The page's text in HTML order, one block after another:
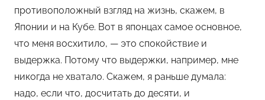
противоположный взгляд на жизнь, скажем, в
Японии и на Кубе. Вот в японцах самое основное,
что меня восхитило, — это спокойствие и
выдержка. Потому что выдержки, например, мне
никогда не хватало. Скажем, я раньше думала:
надо, если что, досчитать до десяти, и